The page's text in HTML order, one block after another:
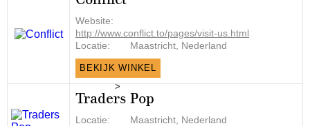
Website:
http://www.conflict.to/pages/visit-us.html
Locatie:
Maastricht, Nederland
BEKIJK WINKEL
>
Traders Pop
Locatie: Maastricht, Nederland